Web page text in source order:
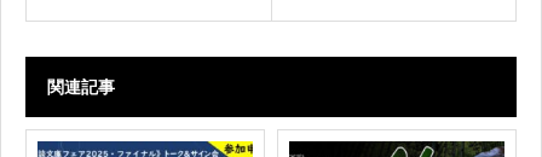
関連記事